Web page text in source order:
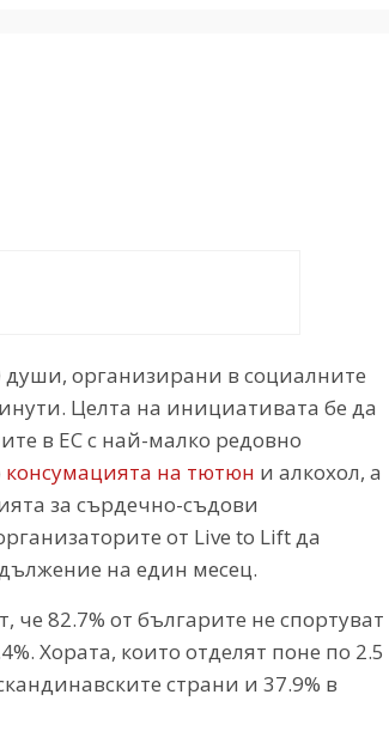
организирани в социалните
Целта на инициативата бе да
в ЕС с най-малко редовно
консумацията на тютюн и алкохол, а
за сърдечно-съдови
от Live to Lift да
на един месец.
82.7% от българите не спортуват
Хората, които отделят поне по 2.5
страни и 37.9% в